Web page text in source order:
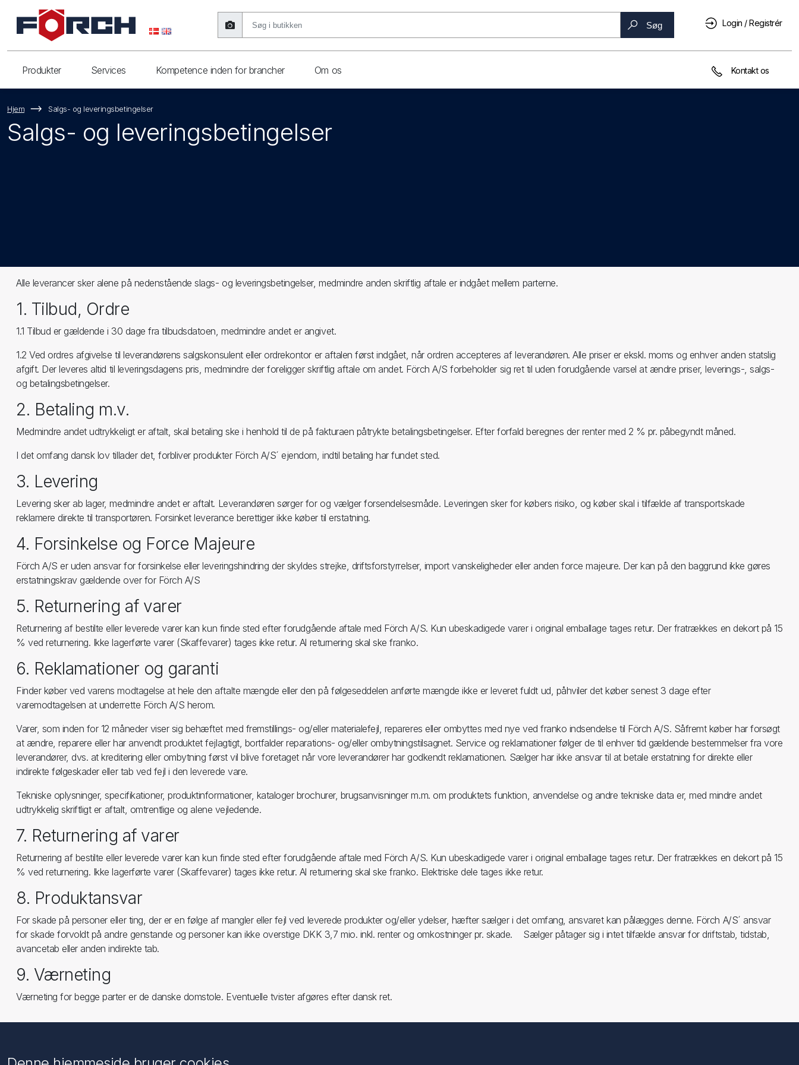
Søg Login / Registrér
Produkter Services Kompetence inden for brancher Om os Kontakt os
Hjem Salgs- og leveringsbetingelser
Salgs- og leveringsbetingelser
Alle leverancer sker alene på nedenstående slags- og leveringsbetingelser, medmindre anden skriftlig aftale er indgået mellem parterne.
1. Tilbud, Ordre
1.1 Tilbud er gældende i 30 dage fra tilbudsdatoen, medmindre andet er angivet.
1.2 Ved ordres afgivelse til leverandørens salgskonsulent eller ordrekontor er aftalen først indgået, når ordren accepteres af leverandøren. Alle priser er ekskl. moms og enhver anden statslig
afgift. Der leveres altid til leveringsdagens pris, medmindre der foreligger skriftlig aftale om andet. Förch A/S forbeholder sig ret til uden forudgående varsel at ændre priser, leverings-, salgs-
og betalingsbetingelser.
2. Betaling m.v.
Medmindre andet udtrykkeligt er aftalt, skal betaling ske i henhold til de på fakturaen påtrykte betalingsbetingelser. Efter forfald beregnes der renter med 2 % pr. påbegyndt måned.
I det omfang dansk lov tillader det, forbliver produkter Förch A/S´ ejendom, indtil betaling har fundet sted.
3. Levering
Levering sker ab lager, medmindre andet er aftalt. Leverandøren sørger for og vælger forsendelsesmåde. Leveringen sker for købers risiko, og køber skal i tilfælde af transportskade
reklamere direkte til transportøren. Forsinket leverance berettiger ikke køber til erstatning.
4. Forsinkelse og Force Majeure
Förch A/S er uden ansvar for forsinkelse eller leveringshindring der skyldes strejke, driftsforstyrrelser, import vanskeligheder eller anden force majeure. Der kan på den baggrund ikke gøres
erstatningskrav gældende over for Förch A/S
5. Returnering af varer
Returnering af bestilte eller leverede varer kan kun finde sted efter forudgående aftale med Förch A/S. Kun ubeskadigede varer i original emballage tages retur. Der fratrækkes en dekort på 15
% ved returnering. Ikke lagerførte varer (Skaffevarer) tages ikke retur. Al returnering skal ske franko.
6. Reklamationer og garanti
Finder køber ved varens modtagelse at hele den aftalte mængde eller den på følgeseddelen anførte mængde ikke er leveret fuldt ud, påhviler det køber senest 3 dage efter
varemodtagelsen at underrette Förch A/S herom.
Varer, som inden for 12 måneder viser sig behæftet med fremstillings- og/eller materialefejl, repareres eller ombyttes med nye ved franko indsendelse til Förch A/S. Såfremt køber har forsøgt
at ændre, reparere eller har anvendt produktet fejlagtigt, bortfalder reparations- og/eller ombytningstilsagnet. Service og reklamationer følger de til enhver tid gældende bestemmelser fra vore
leverandører, dvs. at kreditering eller ombytning først vil blive foretaget når vore leverandører har godkendt reklamationen. Sælger har ikke ansvar til at betale erstatning for direkte eller
indirekte følgeskader eller tab ved fejl i den leverede vare.
Tekniske oplysninger, specifikationer, produktinformationer, kataloger brochurer, brugsanvisninger m.m. om produktets funktion, anvendelse og andre tekniske data er, med mindre andet
udtrykkelig skriftligt er aftalt, omtrentlige og alene vejledende.
7. Returnering af varer
Returnering af bestilte eller leverede varer kan kun finde sted efter forudgående aftale med Förch A/S. Kun ubeskadigede varer i original emballage tages retur. Der fratrækkes en dekort på 15
% ved returnering. Ikke lagerførte varer (Skaffevarer) tages ikke retur. Al returnering skal ske franko. Elektriske dele tages ikke retur.
8. Produktansvar
For skade på personer eller ting, der er en følge af mangler eller fejl ved leverede produkter og/eller ydelser, hæfter sælger i det omfang, ansvaret kan pålægges denne. Förch A/S´ ansvar
for skade forvoldt på andre genstande og personer kan ikke overstige DKK 3,7 mio. inkl. renter og omkostninger pr. skade. Sælger påtager sig i intet tilfælde ansvar for driftstab, tidstab,
avancetab eller anden indirekte tab.
9. Værneting
Værneting for begge parter er de danske domstole. Eventuelle tvister afgøres efter dansk ret.
Information Kundeservice